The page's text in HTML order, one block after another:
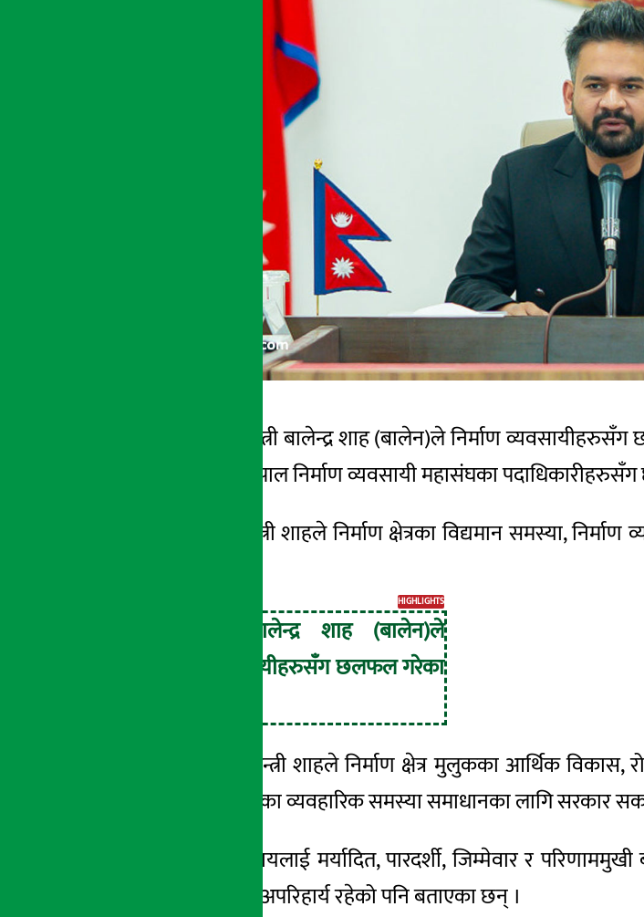
काठमाडौँ । प्रधानमन्त्री बालेन्द्र शाह(बालेन)लेनिर्माणव्यवसायीहरुसँग
प्रधानमन्त्री शाहले नेपाल निर्माण व्यवसायीमहासंघकापदाधिकारीहरुसँग
छलफलमा प्रधानमन्त्री शाहले निर्माण क्षेत्रका विद्यमान समस्या,
HIGHLIGHTS
प्रधानमन्त्री बालेन्द्र शाह (बालेन)ले
निर्माण व्यवसायीहरुसँग छलफल गरेका
सोही क्रममा प्रधानमन्त्री शाहले निर्माण क्षेत्र मुलुकका आर्थिक
निर्माण क्षेत्रमा देखिएका व्यवहारिक समस्यासमाधानकालागि सरकार
उनले निर्माण व्यवसायलाई मर्यादित, पारदर्शी, जिम्मेवार र
प्रभावकारी सहकार्य अपरिहार्य रहेको पनि बताएका छन् ।